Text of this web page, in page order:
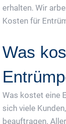
erhalten. Wir
Kosten für
Was
Was kostet eine
sich viele
beauftragen.